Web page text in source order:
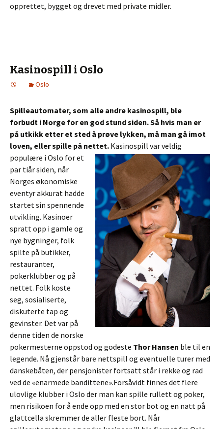
opprettet, bygget og drevet med private midler.
Kasinospill i Oslo
Oslo
Spilleautomater, som alle andre kasinospill, ble
forbudt i Norge for en god stund siden. Så hvis man er
på utkikk etter et sted å prøve lykken, må man gå imot
loven, eller spille på nettet. Kasinospill var veldig
populære i Oslo for et
par tiår siden, når
Norges økonomiske
eventyr akkurat hadde
startet sin spennende
utvikling. Kasinoer
spratt opp i gamle og
nye bygninger, folk
spilte på butikker,
restauranter,
pokerklubber og på
nettet. Folk koste
seg, sosialiserte,
diskuterte tap og
gevinster. Det var på
denne tiden de norske
pokermesterne oppstod og godeste Thor Hansen ble til en
legende. Nå gjenstår bare nettspill og eventuelle turer med
danskebåten, der pensjonister fortsatt står i rekke og rad
ved de «enarmede bandittene».Forsåvidt finnes det flere
ulovlige klubber i Oslo der man kan spille rullett og poker,
men risikoen for å ende opp med en stor bot og en natt på
glattcella skremmer de aller fleste bort. Når